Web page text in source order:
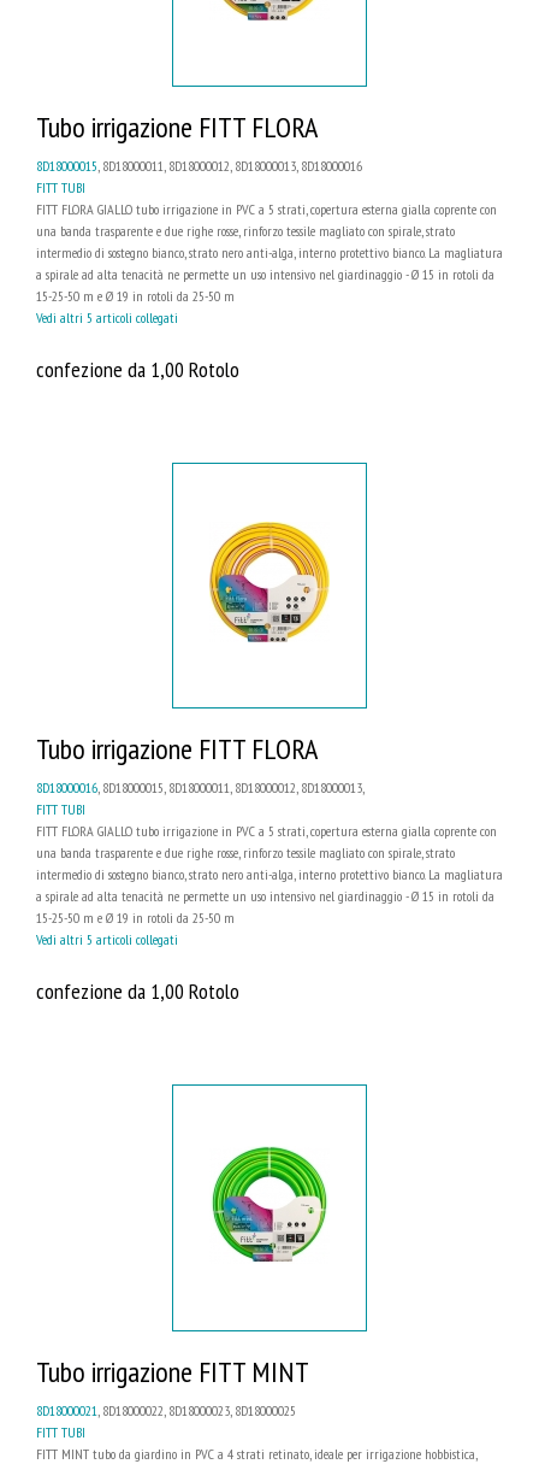
Tubo irrigazione FITT FLORA
8D18000015 , 8D18000011, 8D18000012, 8D18000013, 8D18000016
FITT TUBI
FITT FLORA GIALLO tubo irrigazione in PVC a 5 strati, copertura esterna gialla coprente con
una banda trasparente e due righe rosse, rinforzo tessile magliato con spirale, strato
intermedio di sostegno bianco, strato nero anti-alga, interno protettivo bianco. La magliatura
a spirale ad alta tenacità ne permette un uso intensivo nel giardinaggio - Ø 15 in rotoli da
15-25-50 m e Ø 19 in rotoli da 25-50 m
Vedi altri 5 articoli collegati
confezione da 1,00 Rotolo
Tubo irrigazione FITT FLORA
8D18000016, 8D18000015, 8D18000011, 8D18000012, 8D18000013,
FITT TUBI
FITT FLORA GIALLO tubo irrigazione in PVC a 5 strati, copertura esterna gialla coprente con
una banda trasparente e due righe rosse, rinforzo tessile magliato con spirale, strato
intermedio di sostegno bianco, strato nero anti-alga, interno protettivo bianco. La magliatura
a spirale ad alta tenacità ne permette un uso intensivo nel giardinaggio - Ø 15 in rotoli da
15-25-50 m e Ø 19 in rotoli da 25-50 m
Vedi altri 5 articoli collegati
confezione da 1,00 Rotolo
Tubo irrigazione FITT MINT
8D18000021 , 8D18000022, 8D18000023, 8D18000025
FITT TUBI
FITT MINT tubo da giardino in PVC a 4 strati retinato, ideale per irrigazione hobbistica,